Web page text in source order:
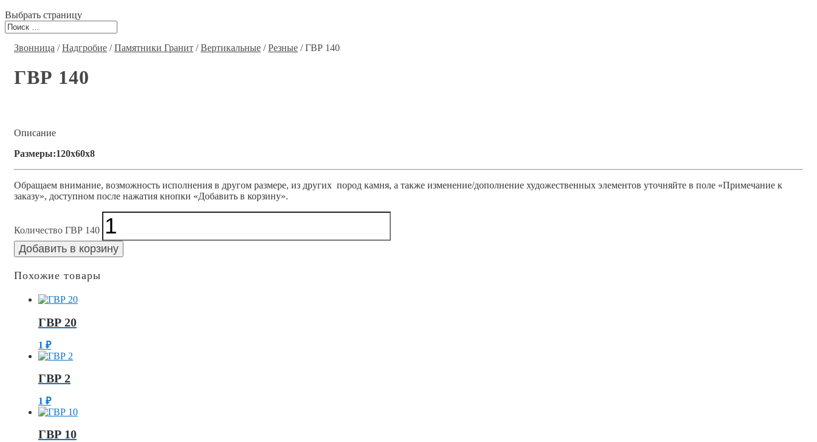
Выбрать страницу
Звонница /Надгробие /Памятники Гранит /Вертикальные /Резные / ГВР 140
ГВР 140
Описание
Размеры:120x60x8
Обращаем внимание, возможность исполнения в другом размере, из других пород камня, а также изменение/дополнение художественных элементов уточняйте в поле «Примечание к
заказу», доступном после нажатия кнопки «Добавить в корзину».
Количество ГВР 140
Добавить в корзину
Похожие товары
ГВР 20
1 ₽
ГВР 2
1 ₽
ГВР 10